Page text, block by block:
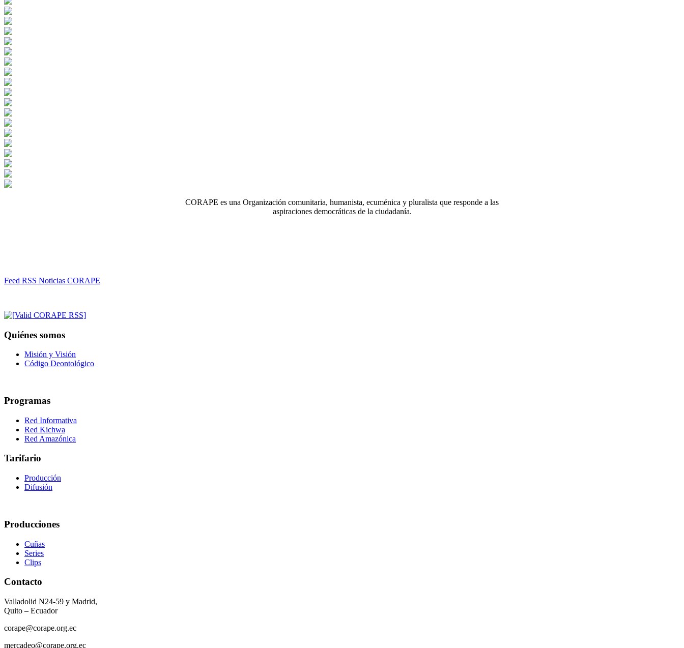
CORAPE es una Organización comunitaria, humanista, ecuménica y pluralista que responde a las
aspiraciones democráticas de la ciudadanía.
Feed RSS Noticias CORAPE
Quiénes somos
Misión y Visión
Código Deontológico
Programas
Red Informativa
Red Kichwa
Red Amazónica
Tarifario
Producción
Difusión
Producciones
Cuñas
Series
Clips
Contacto
Valladolid N24-59 y Madrid,
Quito – Ecuador
corape@corape.org.ec
mercadeo@corape.org.ec